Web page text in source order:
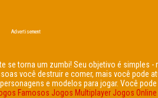
Advertisement
se torna um zumbi! Seu objetivo é simples
você destruir e comer, mais você pode
e modelos para jogar. Você
Famosos Jogos Multiplayer Jogos Online